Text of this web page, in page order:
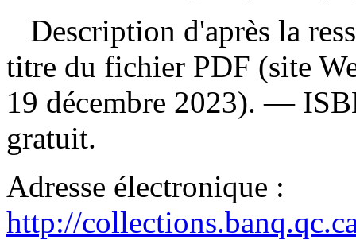
Description d'après la
titre du fichier PDF (site
19 décembre 2023). —
gratuit.
Adresse électronique :
http://